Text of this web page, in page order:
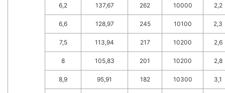
6,2 137,67 262 10000 2,2
6,6 128,97 245 10100 2,3
7,5 113,94 217 10200 2,6
8 105,83 201 10200 2,8
8,9 95,91 182 10300 3,1